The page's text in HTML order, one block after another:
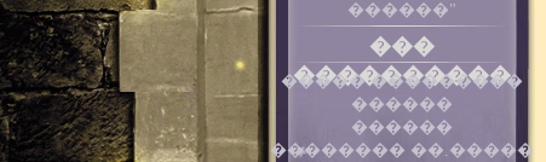
������"
���
����������
����� ���������
������
������
�������� ��.�����